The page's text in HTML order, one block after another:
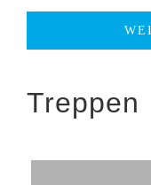
Treppen